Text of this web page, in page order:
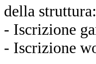
della
- Iscrizione
- Iscrizione